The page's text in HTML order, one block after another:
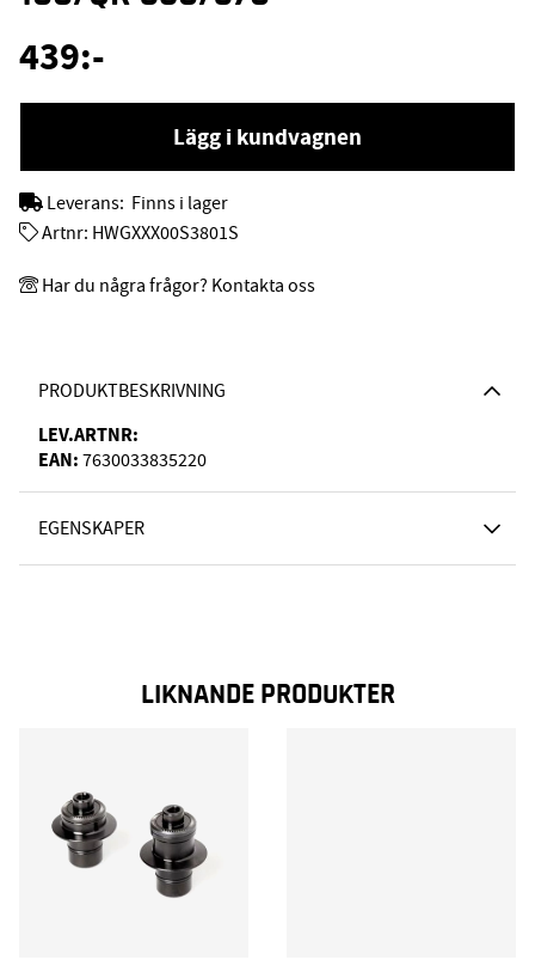
PRODUKTBESKRIVNING
LEV.ARTNR:
EAN: 7630033835220
EGENSKAPER
439:-
Lägg i kundvagnen
Leverans: Finns i lager
Artnr: HWGXXX00S3801S
Har du några frågor? Kontakta oss
LIKNANDE PRODUKTER